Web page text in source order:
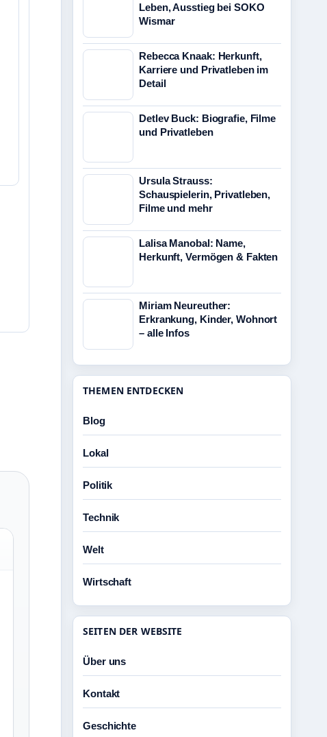
Leben, Ausstieg bei SOKO
Wismar
Rebecca Knaak: Herkunft,
Karriere und Privatleben im
Detail
Detlev Buck: Biografie, Filme
und Privatleben
Ursula Strauss:
Schauspielerin, Privatleben,
Filme und mehr
Lalisa Manobal: Name,
Herkunft, Vermögen & Fakten
Miriam Neureuther:
Erkrankung, Kinder, Wohnort
– alle Infos
THEMEN ENTDECKEN
Blog
Lokal
Politik
Technik
Welt
Wirtschaft
SEITEN DER WEBSITE
Über uns
Kontakt
Geschichte